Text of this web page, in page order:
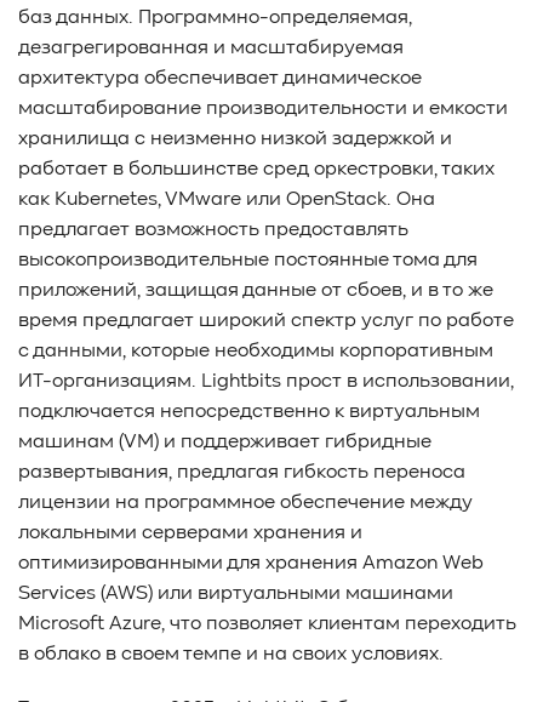
баз данных. Программно-определяемая,
дезагрегированная и масштабируемая
архитектура обеспечивает динамическое
масштабирование производительности и емкости
хранилища с неизменно низкой задержкой и
работает в большинстве сред оркестровки, таких
как Kubernetes, VMware или OpenStack. Она
предлагает возможность предоставлять
высокопроизводительные постоянные тома для
приложений, защищая данные от сбоев, и в то же
время предлагает широкий спектр услуг по работе
с данными, которые необходимы корпоративным
ИТ-организациям. Lightbits прост в использовании,
подключается непосредственно к виртуальным
машинам (VM) и поддерживает гибридные
развертывания, предлагая гибкость переноса
лицензии на программное обеспечение между
локальными серверами хранения и
оптимизированными для хранения Amazon Web
Services (AWS) или виртуальными машинами
Microsoft Azure, что позволяет клиентам переходить
в облако в своем темпе и на своих условиях.